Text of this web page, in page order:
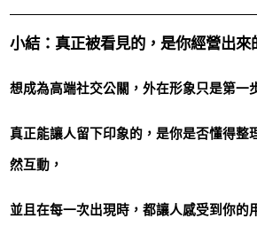
小結：真正被看見的，是你經營出來
想成為高端社交公關，外在形象只是第一
真正能讓人留下印象的，是你是否懂得整
然互動，
並且在每一次出現時，都讓人感受到你的